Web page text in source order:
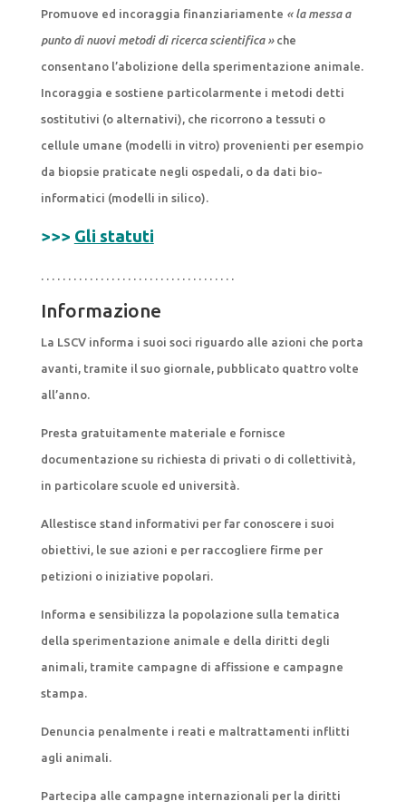
Promuove ed incoraggia finanziariamente « la messa a
punto di nuovi metodi di ricerca scientifica »che
consentano l’abolizione della sperimentazione animale.
Incoraggia e sostiene particolarmente i metodi detti
sostitutivi (o alternativi), che ricorrono a tessuti o
cellule umane (modelli in vitro) provenienti per esempio
da biopsie praticate negli ospedali, o da dati bio-
informatici (modelli in silico).
>>> Gli statuti
. . . . . . . . . . . . . . . . . . . . . . . . . . . . . . . . . . . .
Informazione
La LSCV informa i suoi soci riguardo alle azioni che porta
avanti, tramite il suo giornale, pubblicato quattro volte
all’anno.
Presta gratuitamente materiale e fornisce
documentazione su richiesta di privati o di collettività,
in particolare scuole ed università.
Allestisce stand informativi per far conoscere i suoi
obiettivi, le sue azioni e per raccogliere firme per
petizioni o iniziative popolari.
Informa e sensibilizza la popolazione sulla tematica
della sperimentazione animale e della diritti degli
animali, tramite campagne di affissione e campagne
stampa.
Denuncia penalmente i reati e maltrattamenti inflitti
agli animali.
Partecipa alle campagne internazionali per la diritti